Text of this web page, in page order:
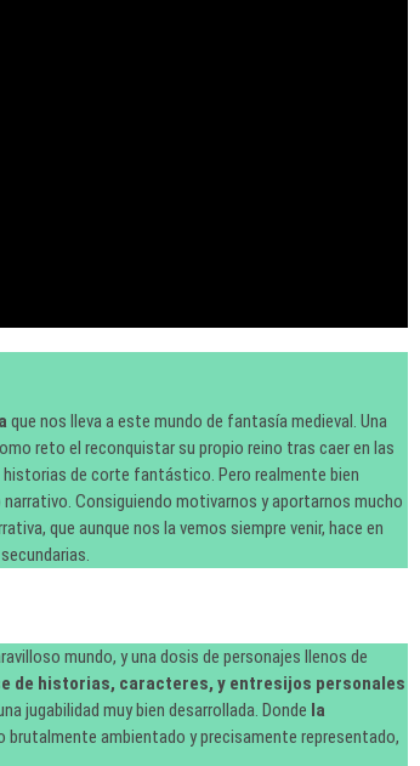
que nos lleva a este mundo de fantasía medieval. Una
reto el reconquistar su propio reino tras caer en las
de corte fantástico. Pero realmente bien
Consiguiendo motivarnos y aportarnos mucho
que aunque nos la vemos siempre venir, hace en
mundo, y una dosis de personajes llenos de
de historias, caracteres, y entresijos personales
jugabilidad muy bien desarrollada. Donde la
brutalmente ambientado y precisamente representado,